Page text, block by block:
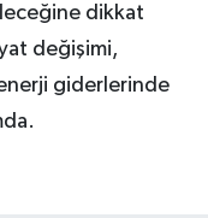
dikkat
değişimi,
giderlerinde